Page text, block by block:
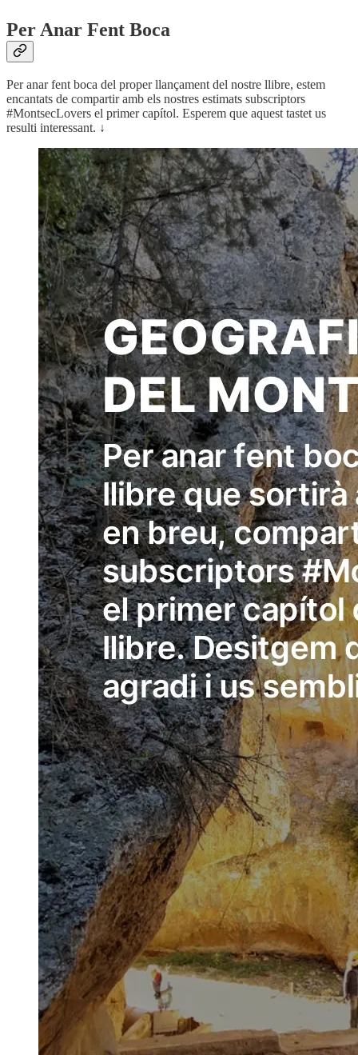
Per Anar Fent Boca
Per anar fent boca del proper llançament del nostre llibre, estem
encantats de compartir amb els nostres estimats subscriptors
#MontsecLovers el primer capítol. Esperem que aquest tastet us
resulti interessant. ↓